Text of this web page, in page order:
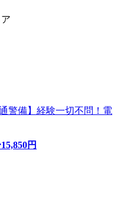
警備】経験一切不問！電
15,850円